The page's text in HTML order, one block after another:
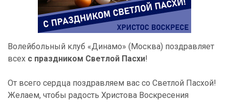
Волейбольный клуб «Динамо» (Москва) поздравляет
всех с праздником Светлой Пасхи!
От всего сердца поздравляем вас со Светлой Пасхой!
Желаем, чтобы радость Христова Воскресения